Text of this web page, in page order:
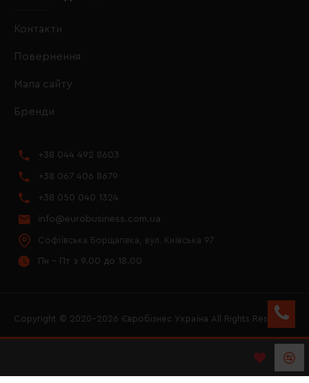
Контакти
Повернення
Мапа сайту
Бренди
+38 044 492 8603
+38 067 406 8679
+38 050 040 1324
info@eurobusiness.com.ua
Софіївська Борщагівка, вул. Київська 97
Пн - Пт з 9.00 до 18.00
Copyright © 2020–2026 Євробізнес Україна All Rights Reserved
LOGO ЄВРОБІЗНЕС